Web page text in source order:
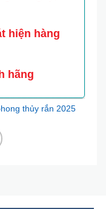
hiện hàng
hãng
thủy rắn 2025